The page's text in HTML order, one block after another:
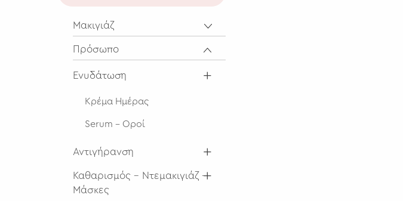
Μακιγιάζ
Πρόσωπο
Ενυδάτωση
Κρέμα Ημέρας
Serum - Οροί
Αντιγήρανση
Καθαρισμός - Ντεμακιγιάζ -
Μάσκες